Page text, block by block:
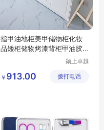
指甲油地柜美甲储物柜化妆
品矮柜储物烤漆背柜甲油胶
颍上卓越
有限公司
￥ 913.00 拨打电话